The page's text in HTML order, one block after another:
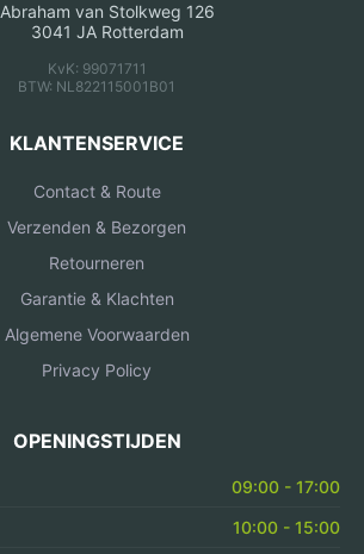
Abraham van Stolkweg 126
3041 JA Rotterdam
KvK: 99071711
BTW: NL822115001B01
KLANTENSERVICE
Contact & Route
Verzenden & Bezorgen
Retourneren
Garantie & Klachten
Algemene Voorwaarden
Privacy Policy
OPENINGSTIJDEN
09:00 - 17:00
10:00 - 15:00